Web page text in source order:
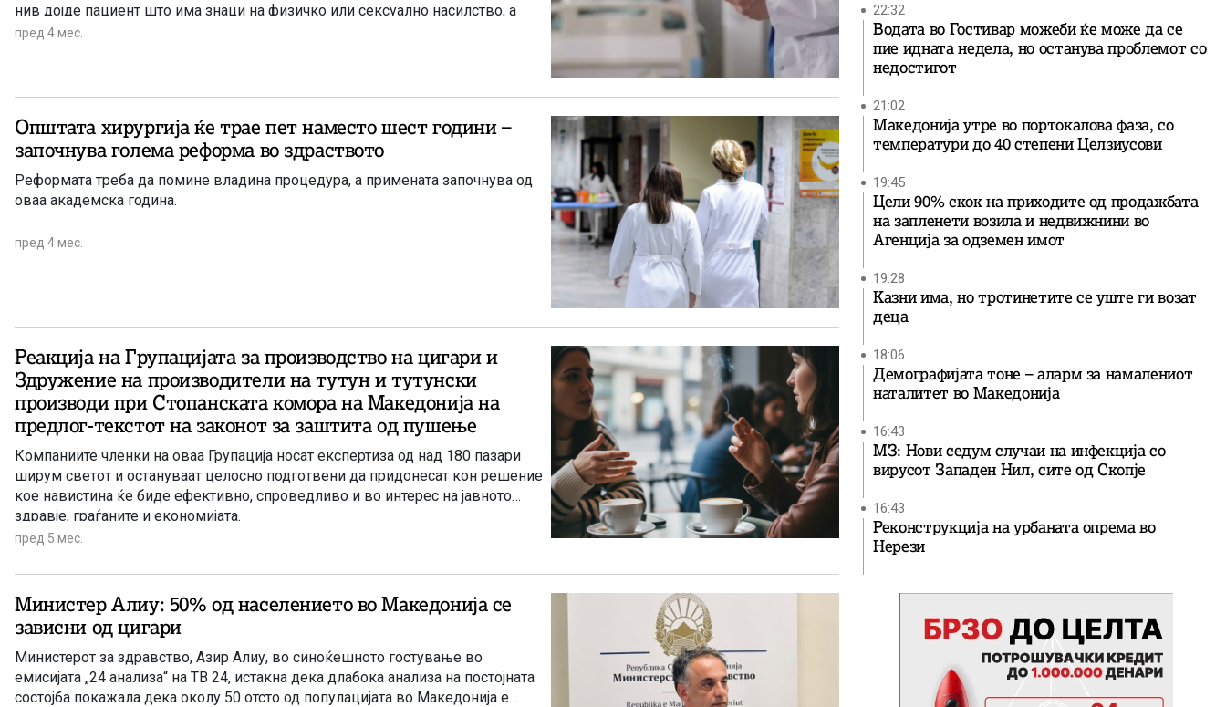
нив дојде пациент што има знаци на физичко или сексуално насилство, а
Алиу вели дека сега ќе го евидентираат тоа и во „Мој термин“.
пред 4 мес.
Општата хирургија ќе трае пет наместо шест години –
започнува голема реформа во здраството
Реформата треба да помине владина процедура, а примената започнува од
оваа академска година.
пред 4 мес.
Реакција на Групацијата за производство на цигари и
Здружение на производители на тутун и тутунски
производи при Стопанската комора на Македонија на
предлог-текстот на законот за заштита од пушење
Компаниите членки на оваа Групација носат експертиза од над 180 пазари
ширум светот и остануваат целосно подготвени да придонесат кон решение
кое навистина ќе биде ефективно, спроведливо и во интерес на јавното
здравје, граѓаните и економијата.
пред 5 мес.
Министер Алиу: 50% од населението во Македонија се
зависни од цигари
Министерот за здравство, Азир Алиу, во синоќешното гостување во
емисијата „24 анализа“ на ТВ 24, истакна дека длабока анализа на постојната
состојба покажала дека околу 50 отсто од популацијата во Македонија е
22:32
Водата во Гостивар можеби ќе може да се
пие идната недела, но останува проблемот со
недостигот
21:02
Македонија утре во портокалова фаза, со
температури до 40 степени Целзиусови
19:45
Цели 90% скок на приходите од продажбата
на запленети возила и недвижнини во
Агенција за одземен имот
19:28
Казни има, но тротинетите се уште ги возат
деца
18:06
Демографијата тоне – аларм за намалениот
наталитет во Македонија
16:43
МЗ: Нови седум случаи на инфекција со
вирусот Западен Нил, сите од Скопје
16:43
Реконструкција на урбаната опрема во
Нерези